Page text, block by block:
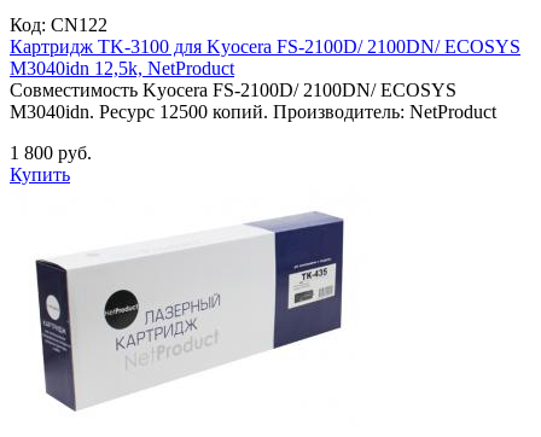
Код: CN122
Картридж TK-3100 для Kyocera FS-2100D/ 2100DN/ ECOSYS
M3040idn 12,5k, NetProduct
Совместимость Kyocera FS-2100D/ 2100DN/ ECOSYS
M3040idn. Ресурс 12500 копий. Производитель: NetProduct
1 800 руб.
Купить